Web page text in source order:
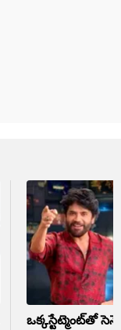
ఒక్కస్టేట్మెంట్‌తో